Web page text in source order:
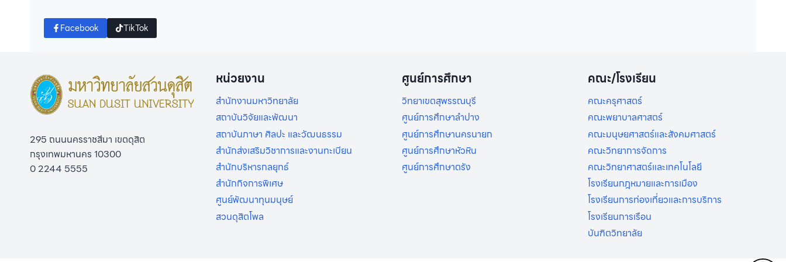
Facebook TikTok
295 ถนนนครราชสีมา เขตดุสิต
กรุงเทพมหานคร 10300
0 2244 5555
หน่วยงาน
สำนักงานมหาวิทยาลัย
สถาบันวิจัยและพัฒนา
สถาบันภาษา ศิลปะ และวัฒนธรรม
สำนักส่งเสริมวิชาการและงานทะเบียน
สำนักบริหารกลยุทธ์
สำนักกิจการพิเศษ
ศูนย์พัฒนาทุนมนุษย์
สวนดุสิตโพล
ศูนย์การศึกษา
วิทยาเขตสุพรรณบุรี
ศูนย์การศึกษาลำปาง
ศูนย์การศึกษานครนายก
ศูนย์การศึกษาหัวหิน
ศูนย์การศึกษาตรัง
คณะ/โรงเรียน
คณะครุศาสตร์
คณะพยาบาลศาสตร์
คณะมนุษยศาสตร์และสังคมศาสตร์
คณะวิทยาการจัดการ
คณะวิทยาศาสตร์และเทคโนโลยี
โรงเรียนกฎหมายและการเมือง
โรงเรียนการท่องเที่ยวและการบริการ
โรงเรียนการเรือน
บันฑิตวิทยาลัย